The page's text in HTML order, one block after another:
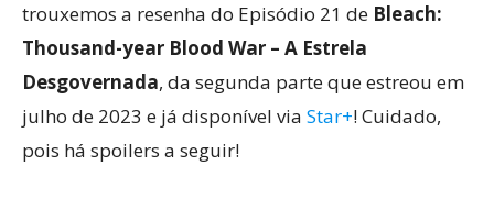
trouxemos a resenha do Episódio 21 de Bleach:
Thousand-year Blood War – A Estrela
Desgovernada, da segunda parte que estreou em
julho de 2023 e já disponível via Star+! Cuidado,
pois há spoilers a seguir!